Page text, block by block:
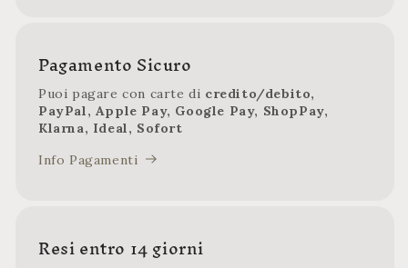
Pagamento Sicuro
Puoi pagare con carte di credito/debito,
PayPal, Apple Pay, Google Pay, ShopPay,
Klarna, Ideal, Sofort
Info Pagamenti
Resi entro 14 giorni